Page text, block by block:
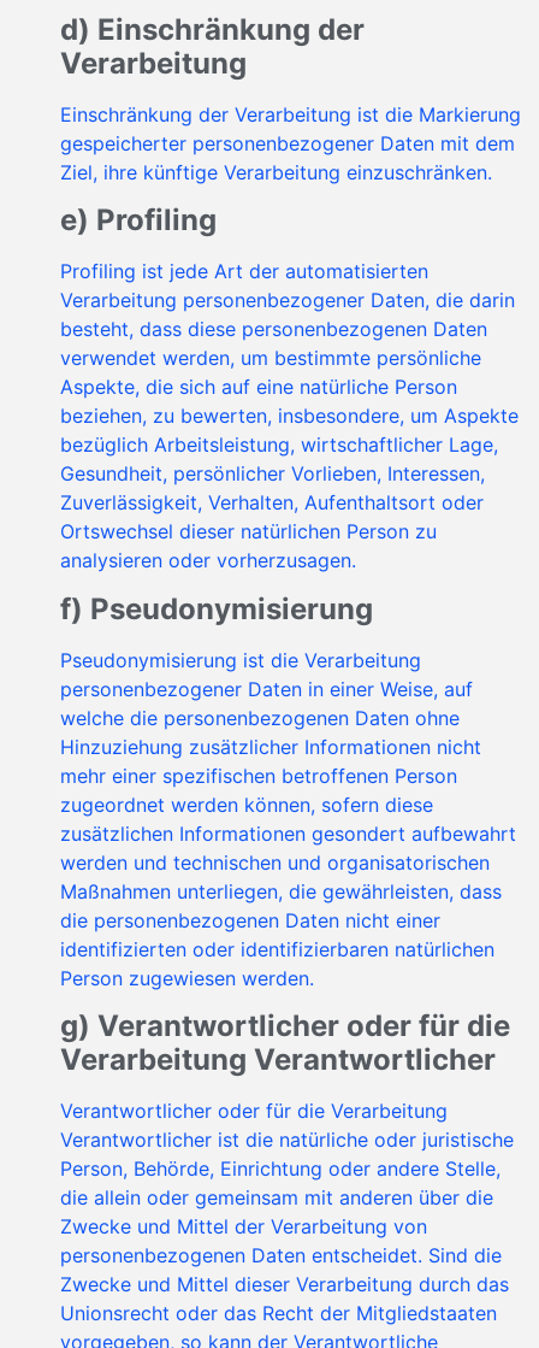
d) Einschränkung der
Verarbeitung
Einschränkung der Verarbeitung ist die Markierung
gespeicherter personenbezogener Daten mit dem
Ziel, ihre künftige Verarbeitung einzuschränken.
e) Profiling
Profiling ist jede Art der automatisierten
Verarbeitung personenbezogener Daten, die darin
besteht, dass diese personenbezogenen Daten
verwendet werden, um bestimmte persönliche
Aspekte, die sich auf eine natürliche Person
beziehen, zu bewerten, insbesondere, um Aspekte
bezüglich Arbeitsleistung, wirtschaftlicher Lage,
Gesundheit, persönlicher Vorlieben, Interessen,
Zuverlässigkeit, Verhalten, Aufenthaltsort oder
Ortswechsel dieser natürlichen Person zu
analysieren oder vorherzusagen.
f) Pseudonymisierung
Pseudonymisierung ist die Verarbeitung
personenbezogener Daten in einer Weise, auf
welche die personenbezogenen Daten ohne
Hinzuziehung zusätzlicher Informationen nicht
mehr einer spezifischen betroffenen Person
zugeordnet werden können, sofern diese
zusätzlichen Informationen gesondert aufbewahrt
werden und technischen und organisatorischen
Maßnahmen unterliegen, die gewährleisten, dass
die personenbezogenen Daten nicht einer
identifizierten oder identifizierbaren natürlichen
Person zugewiesen werden.
g) Verantwortlicher oder für die
Verarbeitung Verantwortlicher
Verantwortlicher oder für die Verarbeitung
Verantwortlicher ist die natürliche oder juristische
Person, Behörde, Einrichtung oder andere Stelle,
die allein oder gemeinsam mit anderen über die
Zwecke und Mittel der Verarbeitung von
personenbezogenen Daten entscheidet. Sind die
Zwecke und Mittel dieser Verarbeitung durch das
Unionsrecht oder das Recht der Mitgliedstaaten
vorgegeben, so kann der Verantwortliche